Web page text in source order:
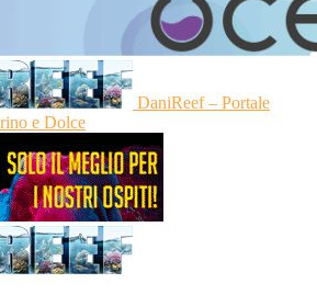
DaniReef – Portale
e Dolce